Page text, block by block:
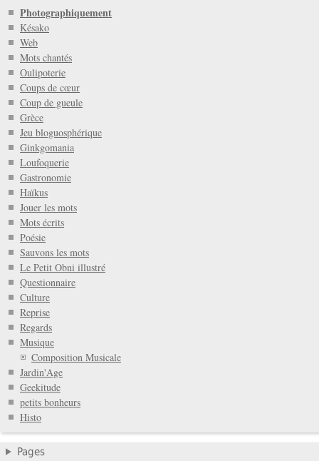
Photographiquement
Késako
Web
Mots chantés
Oulipoterie
Coups de cœur
Coup de gueule
Grèce
Jeu bloguosphérique
Ginkgomania
Loufoquerie
Gastronomie
Haïkus
Jouer les mots
Mots écrits
Poésie
Sauvons les mots
Le Petit Obni illustré
Questionnaire
Culture
Reprise
Regards
Musique
Composition Musicale
Jardin'Age
Geekitude
petits bonheurs
Histo
Pages